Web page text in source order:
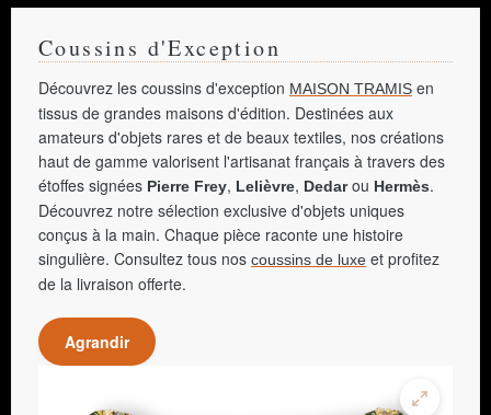
Coussins d'Exception
Découvrez les coussins d'exception MAISON TRAMIS en
tissus de grandes maisons d'édition. Destinées aux
amateurs d'objets rares et de beaux textiles, nos créations
haut de gamme valorisent l'artisanat français à travers des
étoffes signées Pierre Frey, Lelièvre, Dedarou Hermès.
Découvrez notre sélection exclusive d'objets uniques
conçus à la main. Chaque pièce raconte une histoire
singulière. Consultez tous nos coussins de luxe et profitez
de la livraison offerte.
Agrandir